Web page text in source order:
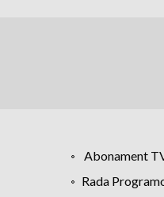
Abonament
Rada